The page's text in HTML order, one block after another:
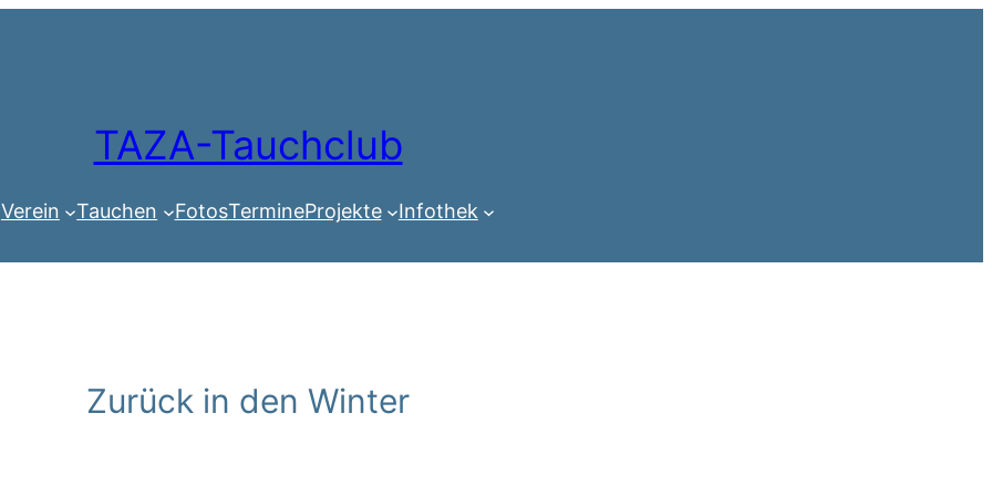
TAZA-Tauchclub
Verein Tauchen FotosTermineProjekte Infothek
Zurück in den Winter